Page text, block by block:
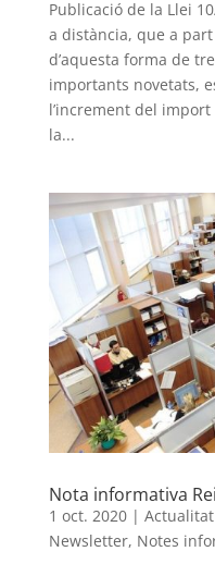
Publicació de la Llei
a distància, que a
d’aquesta forma de
importants novetats,
l’increment del
la...
Nota informativa
1 oct. 2020|
Newsletter, Notes